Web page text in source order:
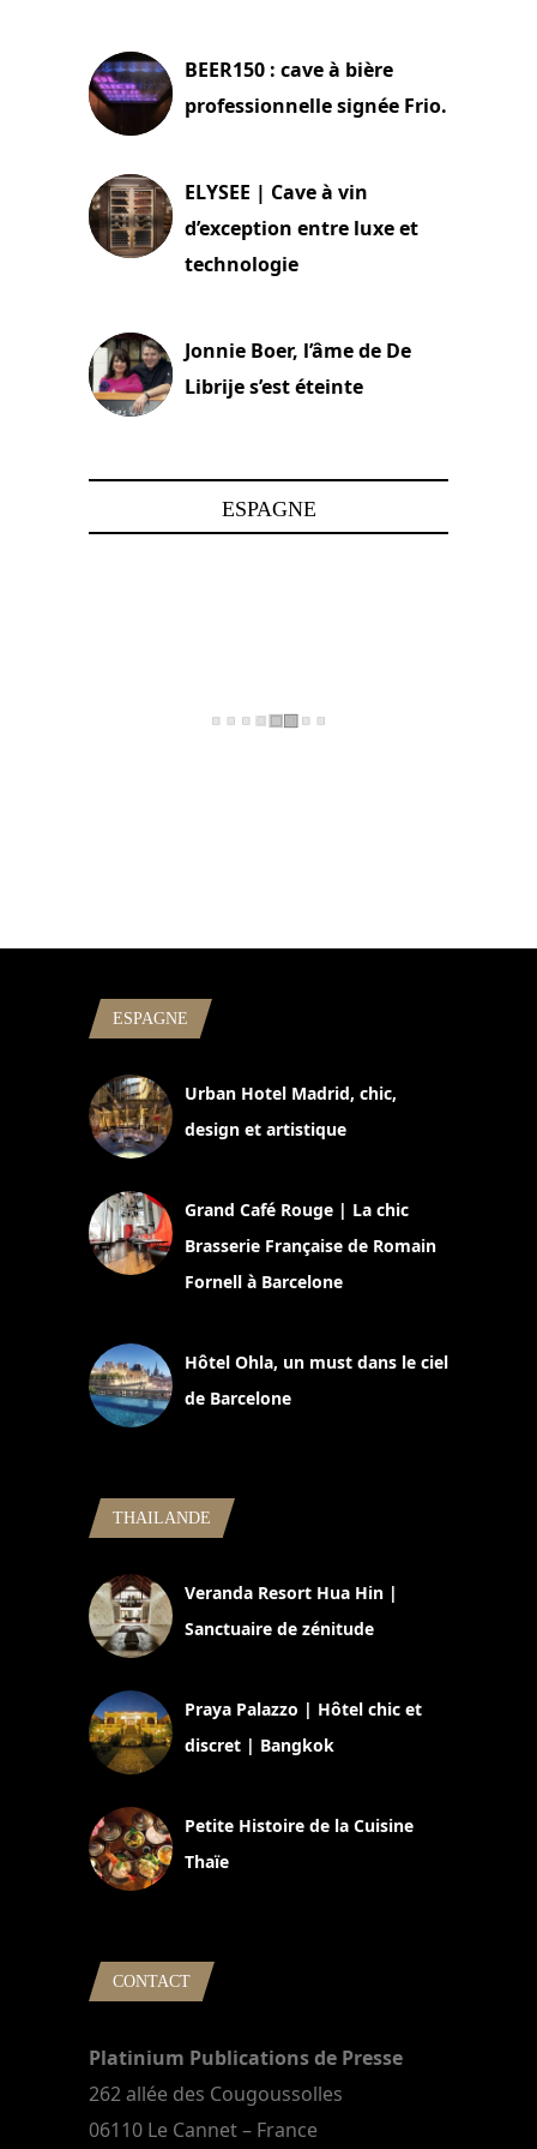
BEER150 : cave à bière
professionnelle signée Frio.
ELYSEE | Cave à vin
d’exception entre luxe et
technologie
Jonnie Boer, l’âme de De
Librije s’est éteinte
ESPAGNE
ESPAGNE
Urban Hotel Madrid, chic,
design et artistique
Grand Café Rouge | La chic
Brasserie Française de Romain
Fornell à Barcelone
Hôtel Ohla, un must dans le ciel
de Barcelone
THAILANDE
Veranda Resort Hua Hin |
Sanctuaire de zénitude
Praya Palazzo | Hôtel chic et
discret | Bangkok
Petite Histoire de la Cuisine
Thaïe
CONTACT
Platinium Publications de Presse
262 allée des Cougoussolles
06110 Le Cannet – France